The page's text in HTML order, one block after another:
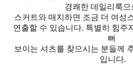
경쾌한 데일리룩으
스커트와 매치하면 조금 더 여성
연출할 수 있습니다. 특별히 힘주
뻐
보이는 셔츠를 찾으시는 분들께
입니다.